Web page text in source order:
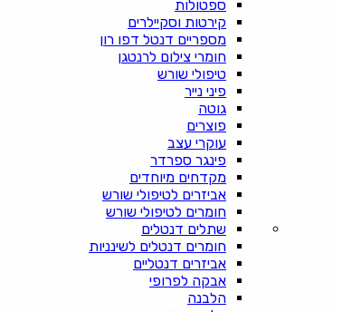
ספטולות
קירטות וסקיילרים
מספריים דנטל דפו רון
חומרי צילום לרנטגן
טיפולי שורש
פיני נייר
גוטה
פוצרים
עוקרי עצב
פינגר ספרדר
מקדחים מיוחדים
אביזרים לטיפולי שורש
חומרים לטיפולי שורש
שתלים דנטלים
חומרים דנטלים לשינניות
אביזרים דנטליים
אבקה לפרופי
הלבנה